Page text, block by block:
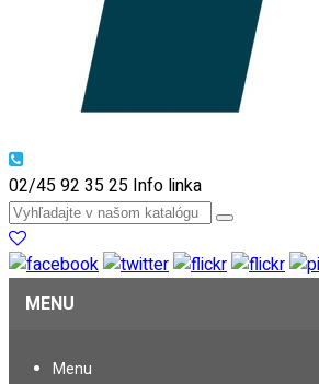
02/45 92 35 25 Info linka
MENU
Menu